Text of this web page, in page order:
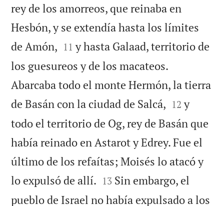
rey de los amorreos, que reinaba en
Hesbón, y se extendía hasta los límites
de Amón, 

11 y hasta Galaad, territorio de
los guesureos y de los macateos.
Abarcaba todo el monte Hermón, la tierra
de Basán con la ciudad de Salcá, 

12 y
todo el territorio de Og, rey de Basán que
había reinado en Astarot y Edrey. Fue el
último de los refaítas; Moisés lo atacó y
lo expulsó de allí. 

13 Sin embargo, el
pueblo de Israel no había expulsado a los